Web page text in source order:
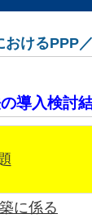
おけるPPP
導入検討
に係る